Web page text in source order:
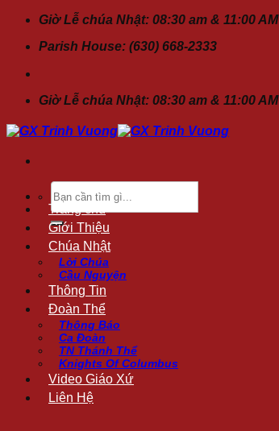
ChuyểnGiờ Lễ chúa Nhật: 08:30 am & 11:00 AM
Parish House: (630) 668-2333
Giờ Lễ chúa Nhật: 08:30 am & 11:00 AM
Tìm
kiếm:
Trang chủ
Giới Thiệu
Chúa Nhật
Lời Chúa
Cầu Nguyện
Thông Tin
Đoàn Thể
Thông Báo
Ca Đoàn
TN Thánh Thể
Knights Of Columbus
Video Giáo Xứ
Liên Hệ